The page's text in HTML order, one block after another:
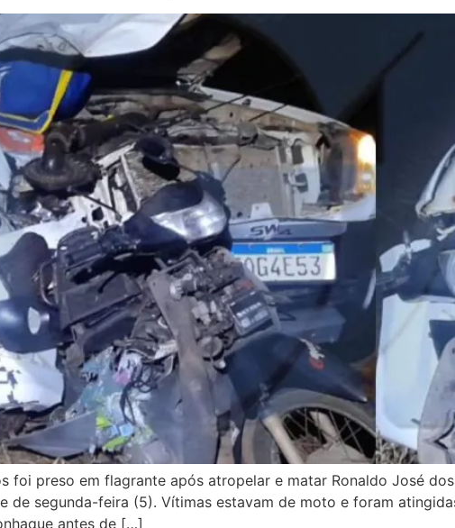
foi preso em flagrante após atropelar e matar Ronaldo José
de segunda-feira (5). Vítimas estavam de moto e foram
antes de […]